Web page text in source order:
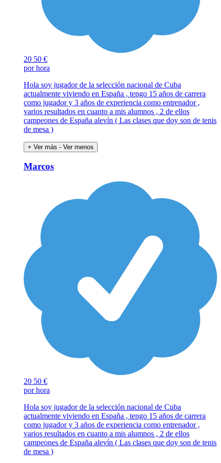
20 50 €
por hora
Hola soy jugador de la selección nacional de Cuba
actualmente viviendo en España , tengo 15 años de carrera
como jugador y 3 años de experiencia como entrenador ,
varios resultados en cuanto a mis alumnos , 2 de ellos
campeones de España alevín ( Las clases que doy son de tenis
de mesa )
+ Ver más - Ver menos
Marcos
20 50 €
por hora
Hola soy jugador de la selección nacional de Cuba
actualmente viviendo en España , tengo 15 años de carrera
como jugador y 3 años de experiencia como entrenador ,
varios resultados en cuanto a mis alumnos , 2 de ellos
campeones de España alevín ( Las clases que doy son de tenis
de mesa )